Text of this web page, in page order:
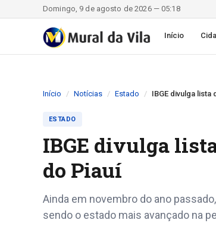
Domingo, 9 de agosto de 2026 — 05:18
Início
Início Notícias Estado IBGE divulga
ESTADO
IBGE divulga
do Piauí
Ainda em novembro do ano
sendo o estado mais avançado na